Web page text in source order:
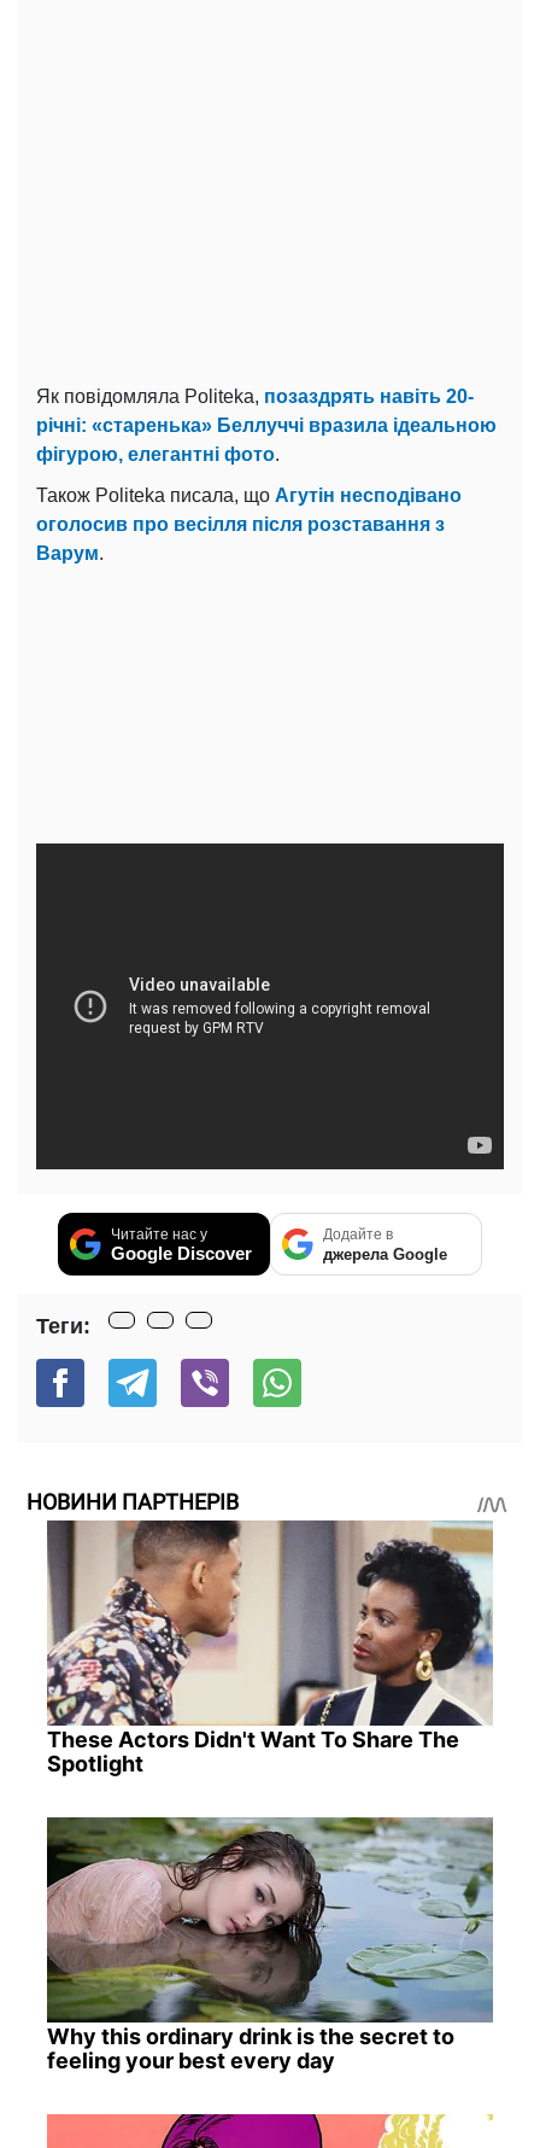
Як повідомляла Politeka, позаздрять навіть 20-
річні: «старенька» Беллуччі вразила ідеальною
фігурою, елегантні фото.
Також Politeka писала, що Агутін несподівано
оголосив про весілля після розставання з
Варум.
Читайте нас у
Google Discover
Додайте в
джерела Google
Теги:
НОВИНИ ПАРТНЕРІВ
These Actors Didn't Want To Share The
Spotlight
Why this ordinary drink is the secret to
feeling your best every day